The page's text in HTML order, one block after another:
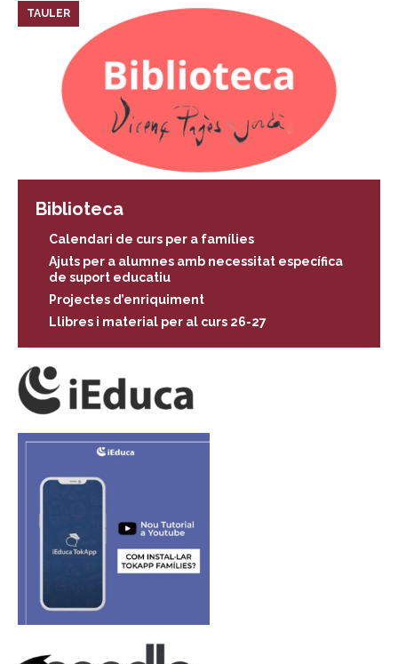
TAULER
Biblioteca
Calendari de curs per a famílies
Ajuts per a alumnes amb necessitat específica
de suport educatiu
Projectes d’enriquiment
Llibres i material per al curs 26-27